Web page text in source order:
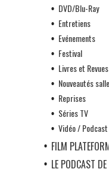
DVD/Blu-Ray
Entretiens
Evénements
Festival
Livres et
Nouveautés
Reprises
Séries TV
Vidéo /
FILM
LE PODCAST